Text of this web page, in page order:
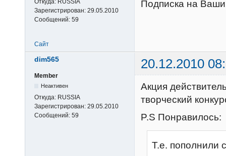
Зарегистрирован: 29.05.2010
Сообщений: 59
Подписка на Ваши
Сайт
dim565 20.12.2010
Member
Неактивен
Откуда: RUSSIA
Зарегистрирован: 29.05.2010
Сообщений: 59
Акция
творческий
P.S Понравилось:
Т.е. пополнили